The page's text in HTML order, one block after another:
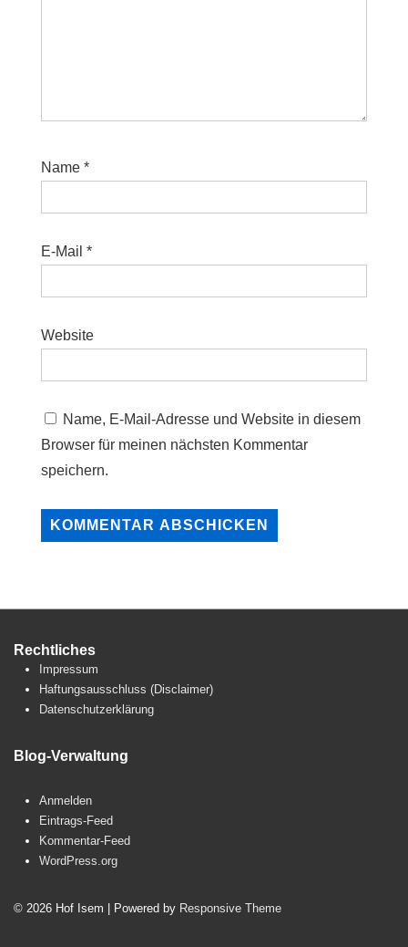
Name *
E-Mail *
Website
Name, E-Mail-Adresse und Website in diesem
Browser für meinen nächsten Kommentar
speichern.
Rechtliches
Impressum
Haftungsausschluss (Disclaimer)
Datenschutzerklärung
Blog-Verwaltung
Anmelden
Eintrags-Feed
Kommentar-Feed
WordPress.org
© 2026 Hof Isem | Powered by Responsive Theme